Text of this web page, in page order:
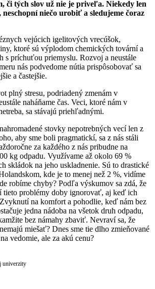
či tých slov už nie je priveľa. Niekedy len
neschopní niečo urobiť a sledujeme čoraz
vejúcich igelitových vrecúšok,
ktoré sú výplodom chemických tovární a
s príchuťou priemyslu. Rozvoj a neustále
nás podvedome nútia prispôsobovať sa
a častejšie.
plný stresu, podriadený zmenám v
naháňame čas. Veci, ktoré nám v
sa stávajú priehľadnými.
stovky nepotrebných vecí len z
aby sme boli pragmatickí, sa z nás stáli
za každého z nás pribudne na
kg odpadu. Využívame až okolo 69 %
skládok na jeho uskladnenie. Sú to drastické
kde je to menej než 2 %, vidíme
robíme chyby? Podľa výskumov sa zdá, že
tieto problémy doby ignorovať, aj keď ich
na komfort a pohodlie, keď nám bez
jedna nádoba na všetok druh odpadu,
bez námahy zbaviť. Nevraví sa, že
miešať? Dnes sme tie dlho zmieňované
vedomie, ale za akú cenu?
univerzity